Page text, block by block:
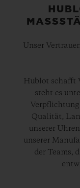
Unser
Hublot schafft
steht es
Qualität,
unserer
unserer
der Teams,